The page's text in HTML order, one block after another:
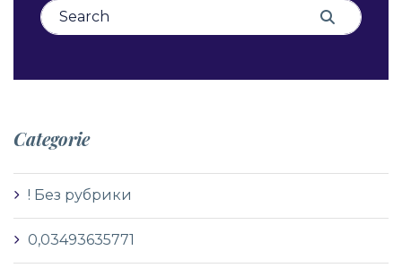
Search for: Search
Categorie
! Без рубрики
0,03493635771